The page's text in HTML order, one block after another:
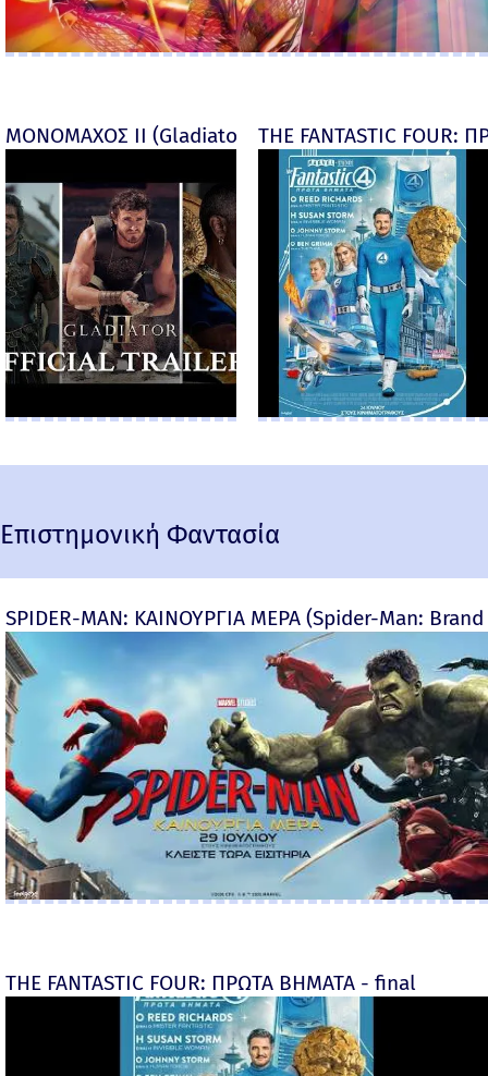
ΜΟΝΟΜΑΧΟΣ ΙΙ (Gladiator II) -THE FANTASTIC
Επιστημονική Φαντασία
SPIDER-MAN: ΚΑΙΝΟΥΡΓΙΑ ΜΕΡΑ (Spider-Man:
THE FANTASTIC FOUR: ΠΡΩΤΑ ΒΗΜΑΤΑ - final